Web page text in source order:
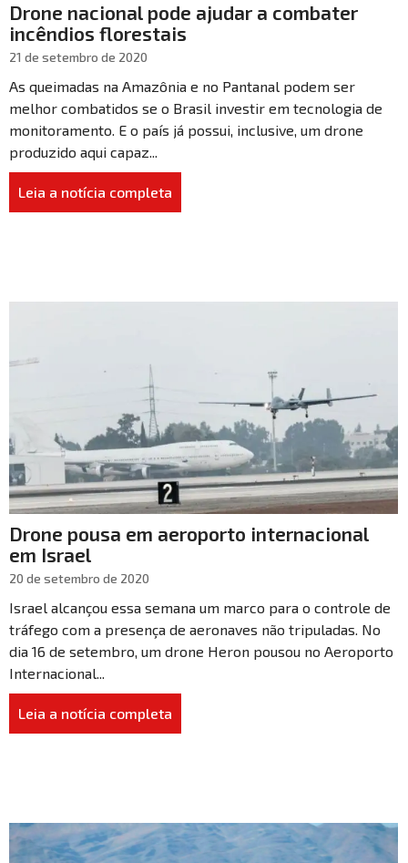
Drone nacional pode ajudar a combater
incêndios florestais
21 de setembro de 2020
As queimadas na Amazônia e no Pantanal podem ser
melhor combatidos se o Brasil investir em tecnologia de
monitoramento. E o país já possui, inclusive, um drone
produzido aqui capaz...
Leia a notícia completa
Drone pousa em aeroporto internacional
em Israel
20 de setembro de 2020
Israel alcançou essa semana um marco para o controle de
tráfego com a presença de aeronaves não tripuladas. No
dia 16 de setembro, um drone Heron pousou no Aeroporto
Internacional...
Leia a notícia completa